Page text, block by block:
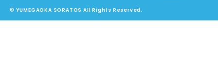
© YUMEGAOKA SORATOS All Rights Reserved.